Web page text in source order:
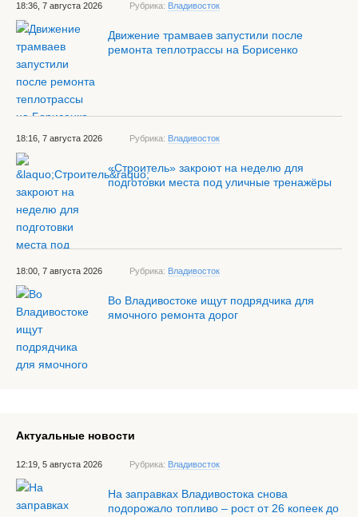
18:36, 7 августа 2026 Рубрика: Владивосток
Движение трамваев запустили после
ремонта теплотрассы на Борисенко
18:16, 7 августа 2026 Рубрика: Владивосток
«Строитель» закроют на неделю для
подготовки места под уличные тренажёры
18:00, 7 августа 2026 Рубрика: Владивосток
Во Владивостоке ищут подрядчика для
ямочного ремонта дорог
Актуальные новости
12:19, 5 августа 2026 Рубрика: Владивосток
На заправках Владивостока снова
подорожало топливо – рост от 26 копеек до